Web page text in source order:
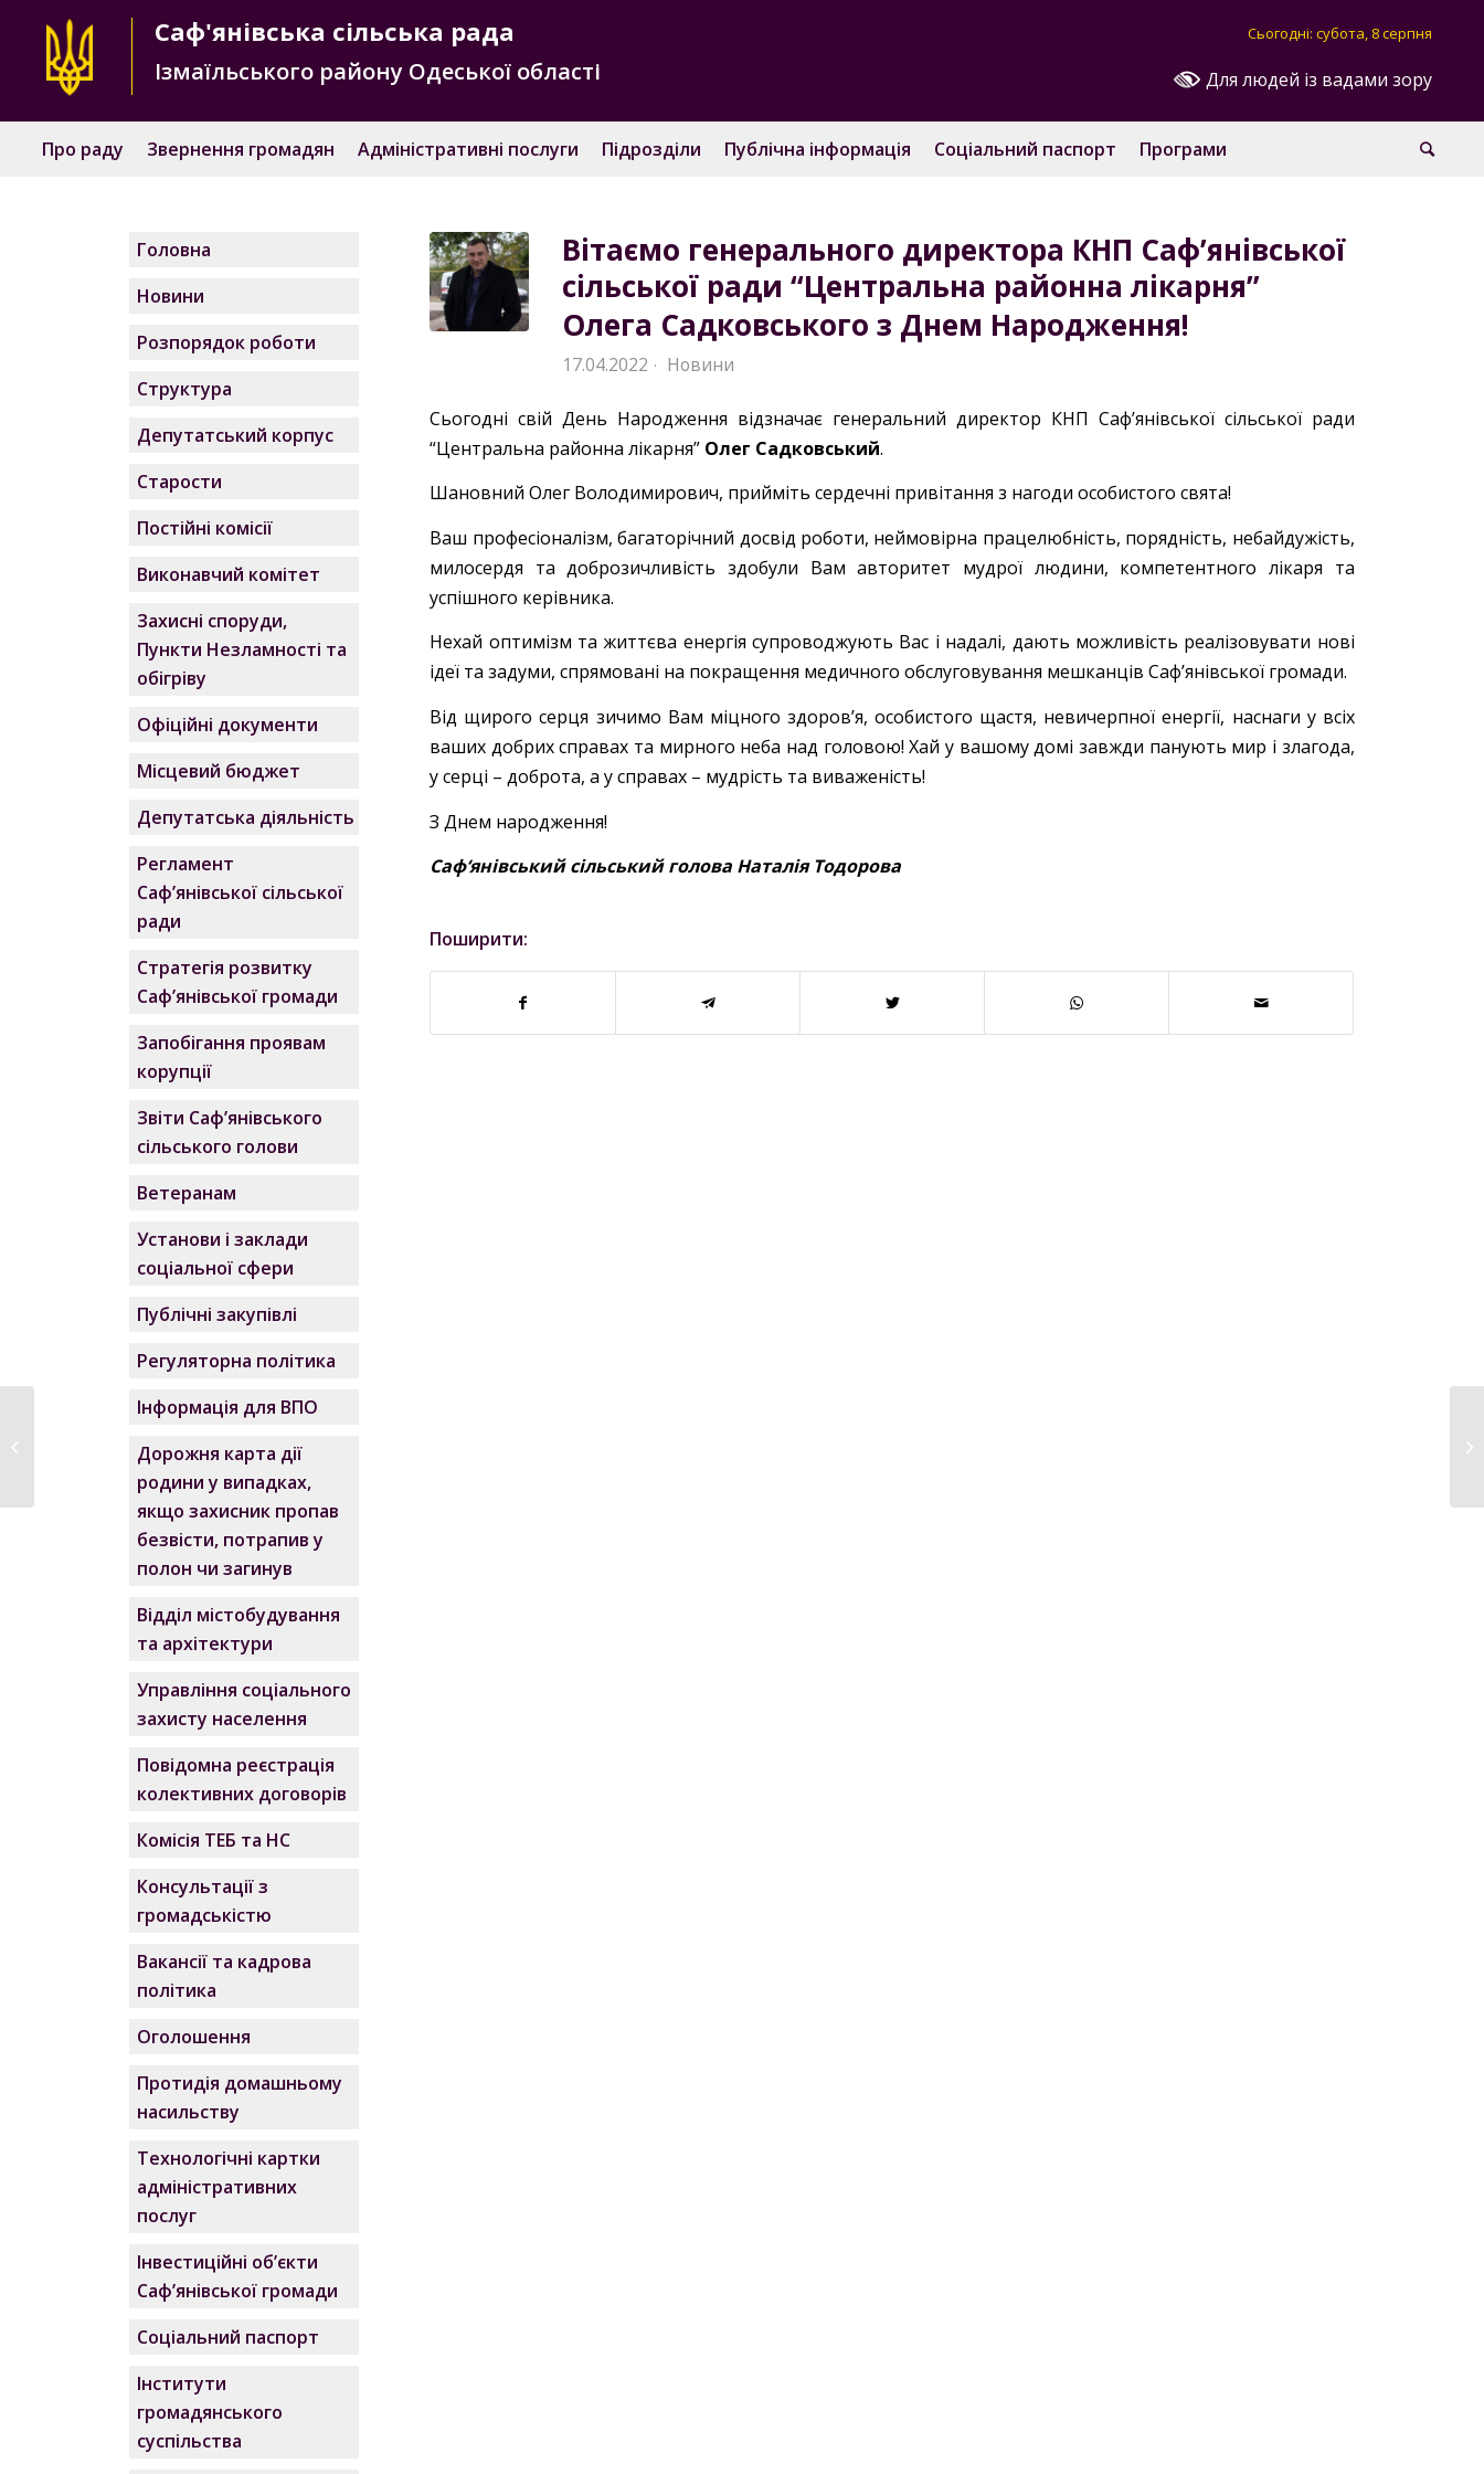
Для людей із вадами зору
Сьогодні: субота, 8 серпня
Саф'янівська сільська рада
Ізмаїльського району Одеської області
Про раду Звернення громадян Адміністративні послуги Підрозділи Публічна інформація Соціальний паспорт Програми
Вітаємо генерального директора КНП Саф’янівської
сільської ради “Центральна районна лікарня”
Олега Садковського з Днем Народження!
17.04.2022 · Новини
Сьогодні свій День Народження відзначає генеральний директор КНП Саф’янівської сільської ради
“Центральна районна лікарня” Олег Садковський.
Шановний Олег Володимирович, прийміть сердечні привітання з нагоди особистого свята!
Ваш професіоналізм, багаторічний досвід роботи, неймовірна працелюбність, порядність, небайдужість,
милосердя та доброзичливість здобули Вам авторитет мудрої людини, компетентного лікаря та
успішного керівника.
Нехай оптимізм та життєва енергія супроводжують Вас і надалі, дають можливість реалізовувати нові
ідеї та задуми, спрямовані на покращення медичного обслуговування мешканців Саф’янівської громади.
Від щирого серця зичимо Вам міцного здоров’я, особистого щастя, невичерпної енергії, наснаги у всіх
ваших добрих справах та мирного неба над головою! Хай у вашому домі завжди панують мир і злагода,
у серці – доброта, а у справах – мудрість та виваженість!
З Днем народження!
Саф‘янівський сільський голова Наталія Тодорова
Поширити:
Головна
Новини
Розпорядок роботи
Структура
Депутатський корпус
Старости
Постійні комісії
Виконавчий комітет
Захисні споруди,
Пункти Незламності та
обігріву
Офіційні документи
Місцевий бюджет
Депутатська діяльність
Регламент
Саф’янівської сільської
ради
Стратегія розвитку
Саф’янівської громади
Запобігання проявам
корупції
Звіти Саф’янівського
сільського голови
Ветеранам
Установи і заклади
соціальної сфери
Публічні закупівлі
Регуляторна політика
Інформація для ВПО
Дорожня карта дії
родини у випадках,
якщо захисник пропав
безвісти, потрапив у
полон чи загинув
Відділ містобудування
та архітектури
Управління соціального
захисту населення
Повідомна реєстрація
колективних договорів
Комісія ТЕБ та НС
Консультації з
громадськістю
Вакансії та кадрова
політика
Оголошення
Протидія домашньому
насильству
Технологічні картки
адміністративних
послуг
Інвестиційні об’єкти
Саф’янівської громади
Соціальний паспорт
Інститути
громадянського
суспільства
інфекційних хвороб,...